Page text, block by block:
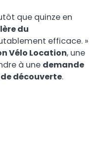
que quinze en
du
efficace. »
Vélo Location, une
à une demande
découverte.